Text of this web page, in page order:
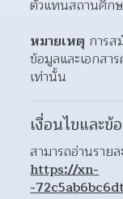
ตัวแทนสถานศึกษ
หมายเหตุ การส
ข้อมูลและเอกสา
เท่านั้น
เงื่อนไขและ
https://xn-
-